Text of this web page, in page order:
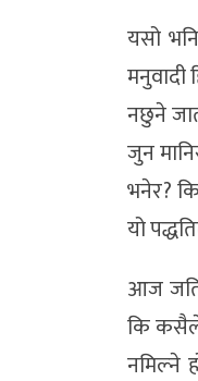
यसो
मनुवादी
नछुने
जुन
भनेर?
यो
आज
कि कसैले
नमिल्ने